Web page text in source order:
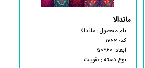
ماندالا
نام محصول : ماندالا
کد: 1222
ابعاد: 60*50
نوع دسته : تقویت